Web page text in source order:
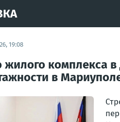
19:08
жилого комплекса
в